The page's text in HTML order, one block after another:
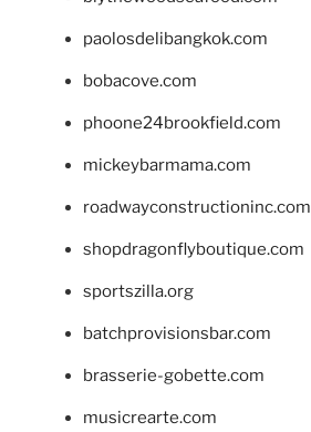
paolosdelibangkok.com
bobacove.com
phoone24brookfield.com
mickeybarmama.com
roadwayconstructioninc.com
shopdragonflyboutique.com
sportszilla.org
batchprovisionsbar.com
brasserie-gobette.com
musicrearte.com